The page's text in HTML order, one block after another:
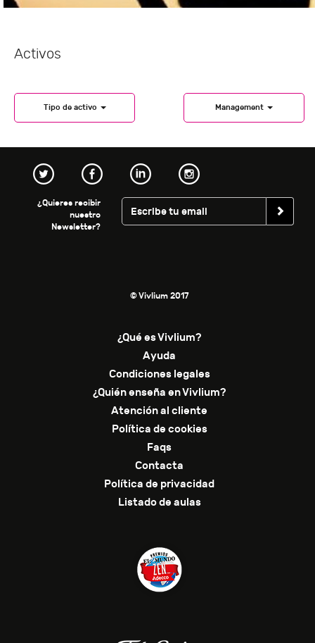
Activos
Tipo de activo Management
¿Quieres recibir
nuestro
Newsletter?
© Vivlium 2017
¿Qué es Vivlium?
Ayuda
Condiciones legales
¿Quién enseña en Vivlium?
Atención al cliente
Política de cookies
Faqs
Contacta
Política de privacidad
Listado de aulas